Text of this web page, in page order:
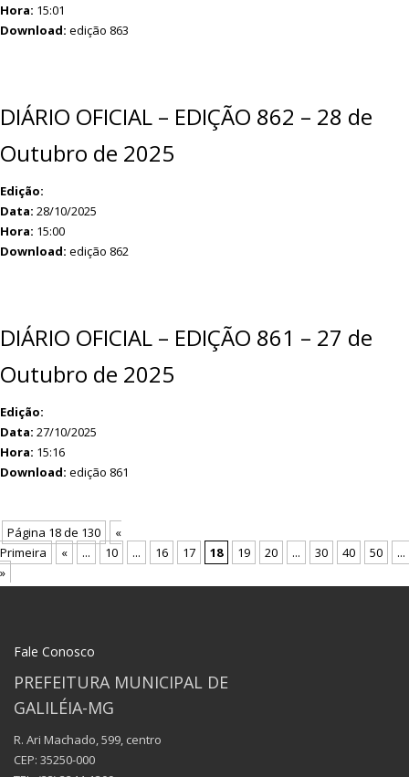
Hora: 15:01
Download: edição 863
DIÁRIO OFICIAL – EDIÇÃO 862 – 28 de
Outubro de 2025
Edição:
Data: 28/10/2025
Hora: 15:00
Download: edição 862
DIÁRIO OFICIAL – EDIÇÃO 861 – 27 de
Outubro de 2025
Edição:
Data: 27/10/2025
Hora: 15:16
Download: edição 861
Página 18 de 130
«
Primeira
« ... 10 ... 16 17 18 19 20 ... 30 40 50
...
»
Fale Conosco
PREFEITURA MUNICIPAL DE
GALILÉIA-MG
R. Ari Machado, 599, centro
CEP: 35250-000